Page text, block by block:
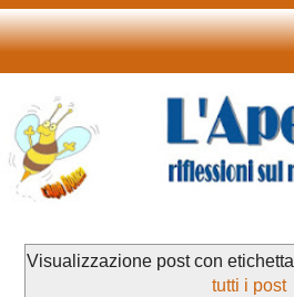
Visualizzazione post con etichetta
tutti i post